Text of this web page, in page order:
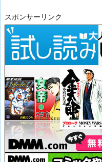
スポンサーリンク